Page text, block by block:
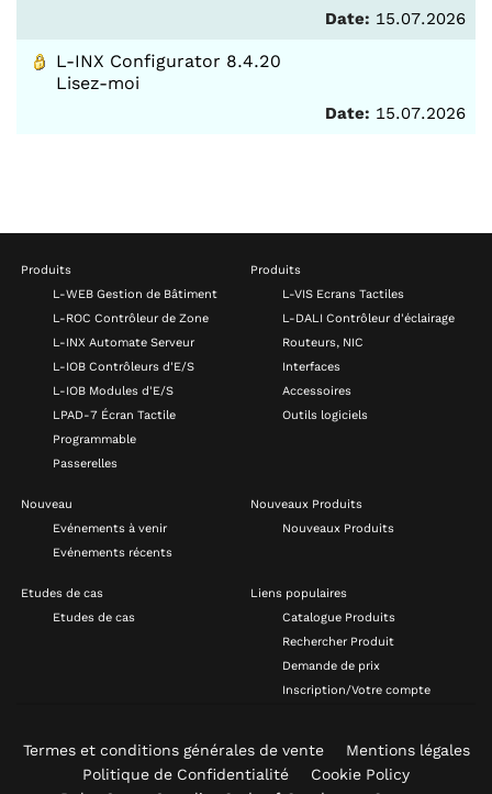
Date: 15.07.2026
L-INX Configurator 8.4.20
Lisez-moi
Date: 15.07.2026
Produits
L-WEB Gestion de Bâtiment
L-ROC Contrôleur de Zone
L-INX Automate Serveur
L-IOB Contrôleurs d'E/S
L-IOB Modules d'E/S
LPAD-7 Écran Tactile
Programmable
Passerelles
Produits
L-VIS Ecrans Tactiles
L-DALI Contrôleur d'éclairage
Routeurs, NIC
Interfaces
Accessoires
Outils logiciels
Nouveau
Evénements à venir
Evénements récents
Nouveaux Produits
Nouveaux Produits
Etudes de cas
Etudes de cas
Liens populaires
Catalogue Produits
Rechercher Produit
Demande de prix
Inscription/Votre compte
Termes et conditions générales de vente
Mentions légales
Politique de Confidentialité
Cookie Policy